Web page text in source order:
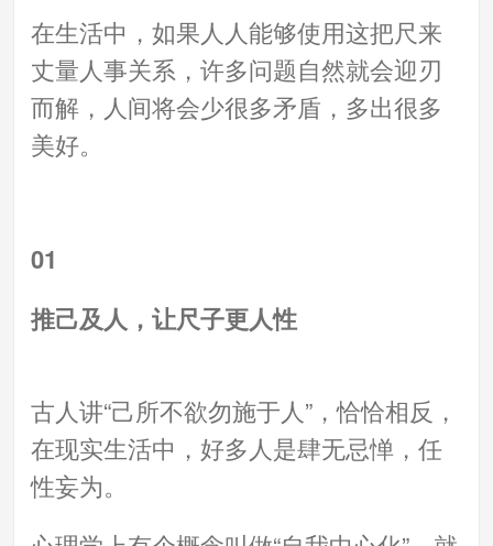
在生活中，如果人人能够使用这把尺来
丈量人事关系，许多问题自然就会迎刃
而解，人间将会少很多矛盾，多出很多
美好。
01
推己及人，让尺子更人性
古人讲“己所不欲勿施于人”，恰恰相反，
在现实生活中，好多人是肆无忌惮，任
性妄为。